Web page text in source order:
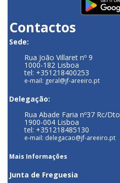
Contactos
Sede:
Rua João Villaret nº 9
1000-182 Lisboa
tel: +351218400253
e-mail: geral@jf-areeiro.pt
Delegação:
Rua Abade Faria nº37 Rc/Dto
1900-004 Lisboa
tel: +351218485130
e-mail: delegacao@jf-areeiro.pt
Mais Informações
Junta de Freguesia